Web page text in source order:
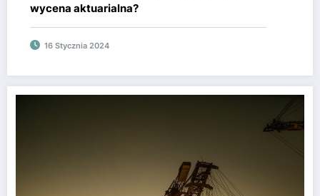
wycena aktuarialna?
16 Stycznia 2024